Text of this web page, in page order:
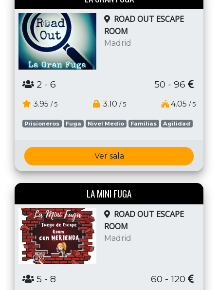
ROAD OUT ESCAPE
ROOM
Madrid
2 - 6 50 - 96
3.95 / 5 3.10 / 5 4.05 / 5
Prisioneros Fuga Nivel Medio Familias Agilidad
Ver sala
LA MINI FUGA
ROAD OUT ESCAPE
ROOM
Madrid
5 - 8 60 - 120